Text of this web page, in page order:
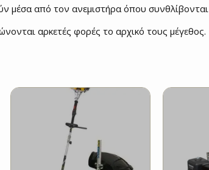
μέσα από τον ανεμιστήρα όπου συνθλίβονται
αρκετές φορές το αρχικό τους μέγεθος.